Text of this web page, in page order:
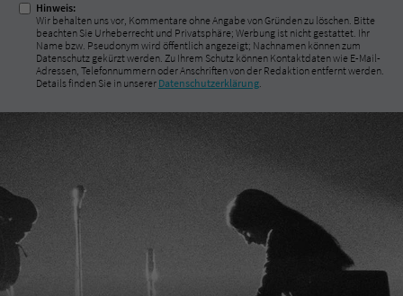
Hinweis:
Wir behalten uns vor, Kommentare ohne Angabe von Gründen zu löschen. Bitte
beachten Sie Urheberrecht und Privatsphäre; Werbung ist nicht gestattet. Ihr
Name bzw. Pseudonym wird öffentlich angezeigt; Nachnamen können zum
Datenschutz gekürzt werden. Zu Ihrem Schutz können Kontaktdaten wie E-Mail-
Adressen, Telefonnummern oder Anschriften von der Redaktion entfernt werden.
Details finden Sie in unserer Datenschutzerklärung.